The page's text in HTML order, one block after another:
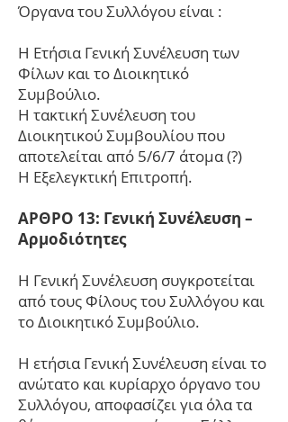
Όργανα του Συλλόγου είναι :
Η Ετήσια Γενική Συνέλευση των
Φίλων και το Διοικητικό
Συμβούλιο.
Η τακτική Συνέλευση του
Διοικητικού Συμβουλίου που
αποτελείται από 5/6/7 άτομα (?)
Η Εξελεγκτική Επιτροπή.
ΑΡΘΡΟ 13: Γενική Συνέλευση –
Αρμοδιότητες
Η Γενική Συνέλευση συγκροτείται
από τους Φίλους του Συλλόγου και
το Διοικητικό Συμβούλιο.
Η ετήσια Γενική Συνέλευση είναι το
ανώτατο και κυρίαρχο όργανο του
Συλλόγου, αποφασίζει για όλα τα